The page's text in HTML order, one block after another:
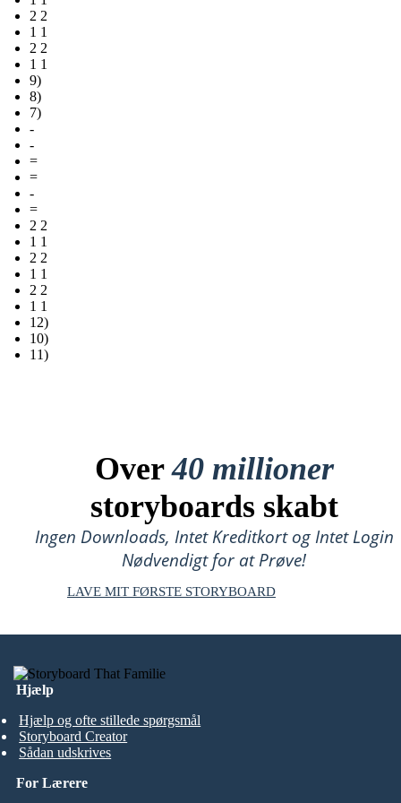
2 2
1 1
2 2
1 1
9)
8)
7)
-
-
=
=
-
=
2 2
1 1
2 2
1 1
2 2
1 1
12)
10)
11)
Over40 millioner
storyboards skabt
Ingen Downloads, Intet Kreditkort og Intet Login
Nødvendigt for at Prøve!
LAVE MIT FØRSTE STORYBOARD
Hjælp
Hjælp og ofte stillede spørgsmål
Storyboard Creator
Sådan udskrives
For Lærere